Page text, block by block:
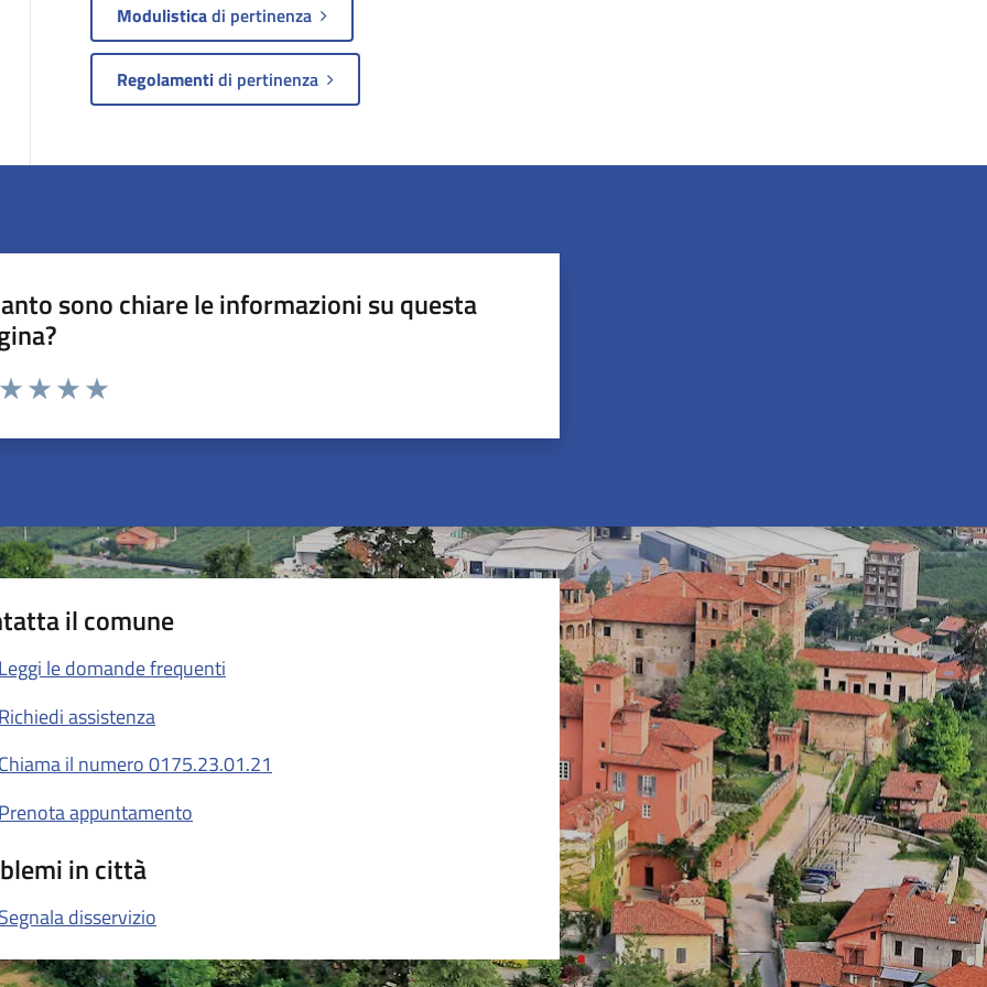
Modulisticadi pertinenza
Regolamentidi pertinenza
sono chiare le informazioni su questa
da 1 a 5 stelle la pagina
il comune
Leggi le domande frequenti
Richiedi assistenza
Chiama il numero 0175.23.01.21
Prenota appuntamento
in città
Segnala disservizio